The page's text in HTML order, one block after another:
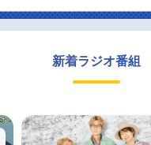
新着ラジオ番組